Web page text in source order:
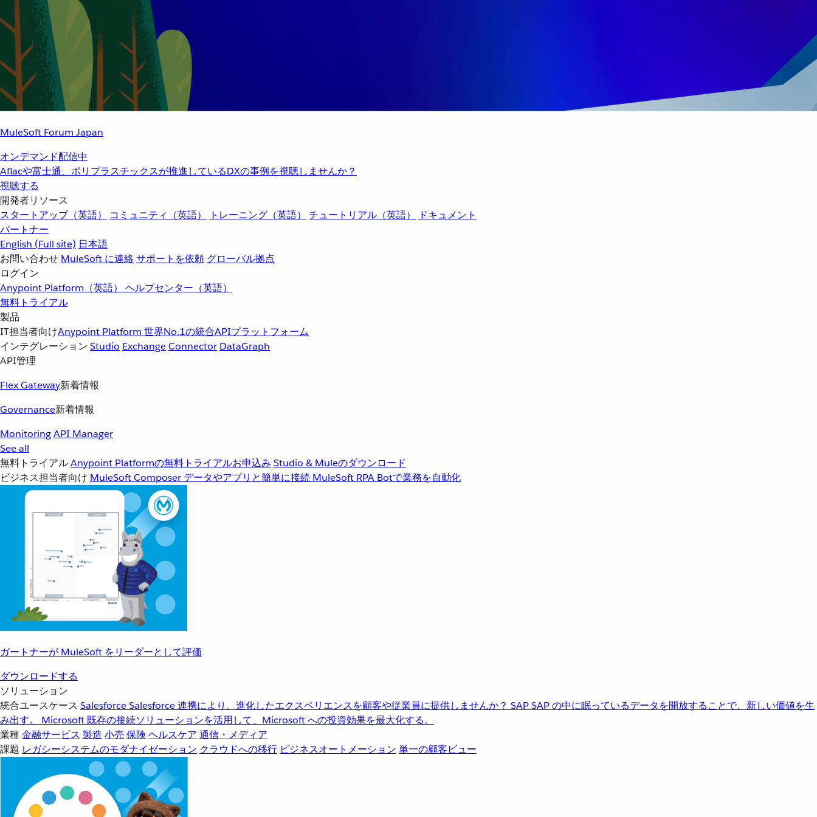
MuleSoft Forum Japan
オンデマンド配信中
Aflacや富士通、ポリプラスチックスが推進しているDXの事例を視聴しませんか？
視聴する
開発者リソース
スタートアップ（英語）
コミュニティ（英語） トレーニング（英語） チュートリアル（英語）
ドキュメント
パートナー
English (Full site) 日本語
お問い合わせ MuleSoft に連絡サポートを依頼 グローバル拠点
ログイン
Anypoint Platform（英語） ヘルプセンター（英語）
無料トライアル
製品
IT担当者向けAnypoint Platform 世界No.1の統合APIプラットフォーム
インテグレーション Studio ExchangeConnector DataGraph
API管理
Flex Gateway新着情報
Governance新着情報
MonitoringAPI Manager
See all
無料トライアルAnypoint Platformの無料トライアルお申込み Studio & Muleのダウンロード
ビジネス担当者向け MuleSoft Composer データやアプリと簡単に接続 MuleSoft RPA Botで業務を自動化
ガートナーが MuleSoft をリーダーとして評価
ダウンロードする
ソリューション
統合ユースケース SalesforceSalesforce 連携により、進化したエクスペリエンスを顧客や従業員に提供しませんか？ SAPSAP の中に眠っているデータを開放することで、新しい価値を生
み出す。
Microsoft 既存の接続ソリューションを活用して、Microsoft への投資効果を最大化する。
業種金融サービス 製造 小売 保険 ヘルスケア 通信・メディア
課題 レガシーシステムのモダナイゼーション クラウドへの移行 ビジネスオートメーション 単一の顧客ビュー